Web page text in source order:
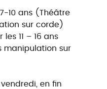
10 ans (Théâtre
sur corde)
les 11 – 16 ans
manipulation sur
en fin